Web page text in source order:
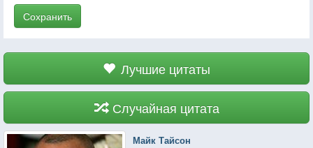
Сохранить
Лучшие цитаты
Случайная цитата
Майк Тайсон